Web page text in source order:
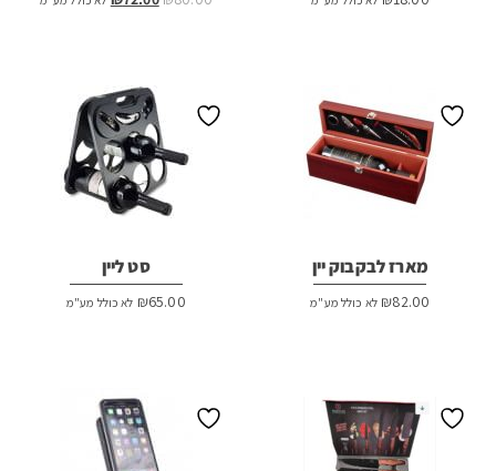
מארז לבקבוק יין
₪82.00 לא כולל מע"מ
סט ליין
₪65.00 לא כולל מע"מ